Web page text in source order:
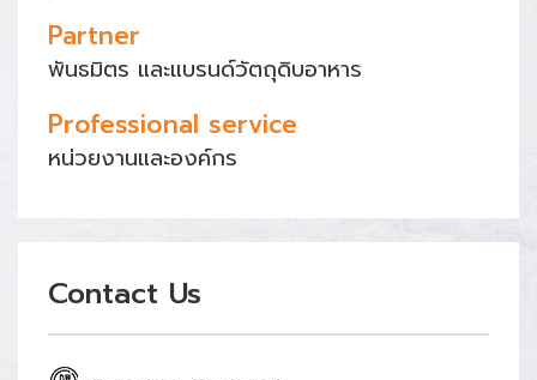
Partner
พันธมิตร และแบรนด์วัตถุดิบอาหาร
Professional service
หน่วยงานและองค์กร
Contact Us